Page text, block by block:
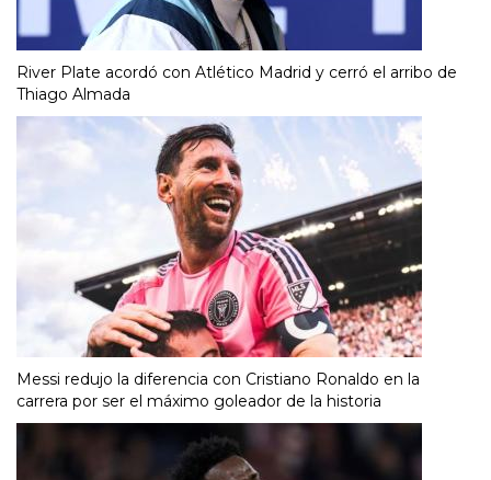
River Plate acordó con Atlético Madrid y cerró el arribo de
Thiago Almada
Messi redujo la diferencia con Cristiano Ronaldo en la
carrera por ser el máximo goleador de la historia